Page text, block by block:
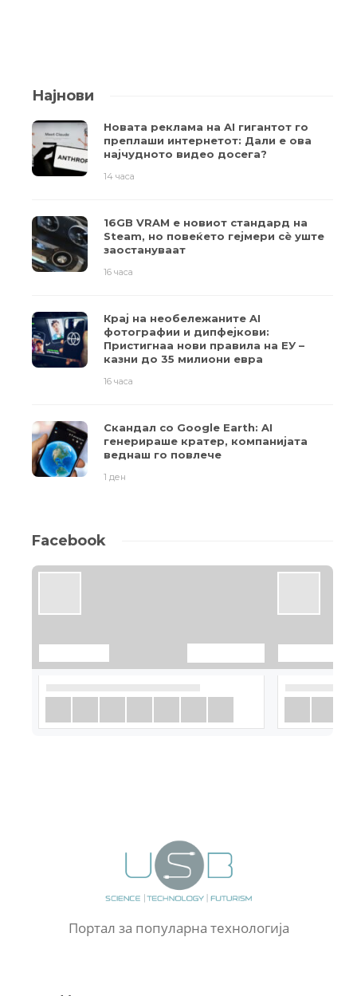
Најнови
Новата реклама на AI гигантот го
преплаши интернетот: Дали е ова
најчудното видео досега?
14 часа
16GB VRAM е новиот стандард на
Steam, но повеќето гејмери ​​сè уште
заостануваат
16 часа
Крај на необележаните AI
фотографии и дипфејкови:
Пристигнаа нови правила на ЕУ –
казни до 35 милиони евра
16 часа
Скандал со Google Earth: AI
генерираше кратер, компанијата
веднаш го повлече
1 ден
Facebook
Портал за популарна технологија